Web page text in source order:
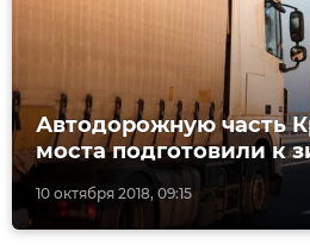
10 октября 2018, 09:15
Автодорожную часть
моста подготовили к